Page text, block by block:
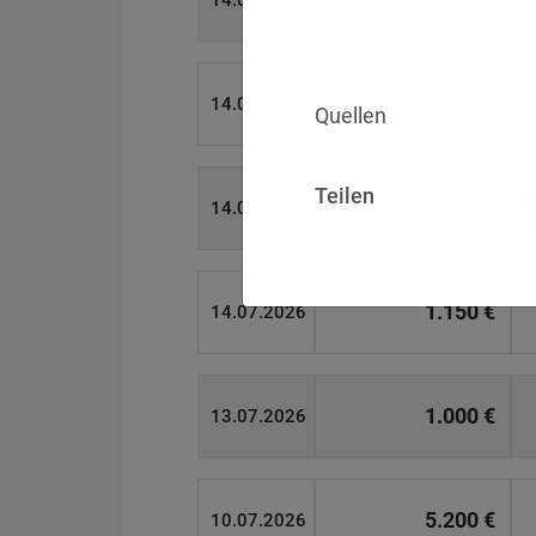
14.07.2026
14.07.2026
14.07.2026 1.150 €
13.07.2026 1.000 €
10.07.2026 5.200 €
Quellen
Teilen